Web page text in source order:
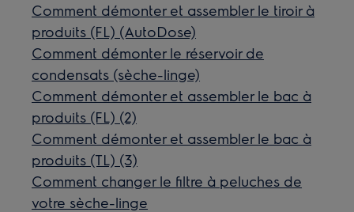
Comment démonter et assembler le tiroir à
produits (FL) (AutoDose)
Comment démonter le réservoir de
condensats (sèche-linge)
Comment démonter et assembler le bac à
produits (FL) (2)
Comment démonter et assembler le bac à
produits (TL) (3)
Comment changer le filtre à peluches de
votre sèche-linge